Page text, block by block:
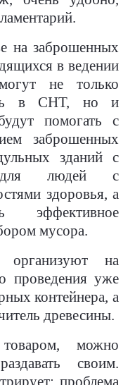
на заброшенных
в ведении
не только
в СНТ, но и
помогать с
заброшенных
зданий с
для людей с
здоровья, а
эффективное
мусора.
на
проведения уже
контейнера, а
древесины.
можно
своим.